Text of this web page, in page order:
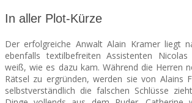
In aller Plot-Kürze
Der erfolgreiche Anwalt Alain Kramer liegt
ebenfalls textilbefreiten Assistenten
weiß, wie es dazu kam. Während die Herren
Rätsel zu ergründen, werden sie von Alains
selbstverständlich die falschen Schlüsse